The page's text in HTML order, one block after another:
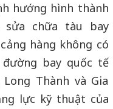
hướng hình thành
chữa tàu bay
hàng không có
bay quốc tế
Thành và Gia
lực kỹ thuật của